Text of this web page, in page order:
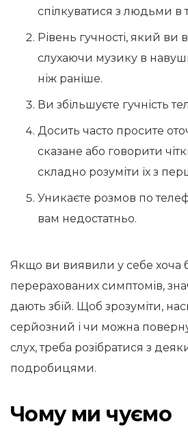
спілкуватися з людьми в
Рівень гучності, який ви
слухаючи музику в
ніж раніше.
Ви збільшуєте гучність
Досить часто просите
сказане або говорити
складно розуміти їх з
Уникаєте розмов по
вам недостатньо.
Якщо ви виявили у себе хоча
перерахованих симптомів,
дають збій. Щоб зрозуміти,
серйозний і чи можна
слух, треба розібратися з
подробицями.
Чому ми чуємо